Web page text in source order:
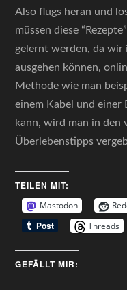
Also flugs heran und
müssen diese
gelernt werden, da
ausgehen können,
Methode wie man
einem Kabel und einer
kann, wird man in den
Überlebenstipps
TEILEN MIT:
Mastodon
Threads
GEFÄLLT MIR: